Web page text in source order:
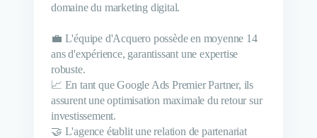
domaine du marketing digital.
💼 L'équipe d'Acquero possède en moyenne 14
ans d'expérience, garantissant une expertise
robuste.
📈 En tant que Google Ads Premier Partner, ils
assurent une optimisation maximale du retour sur
investissement.
🤝 L'agence établit une relation de partenariat